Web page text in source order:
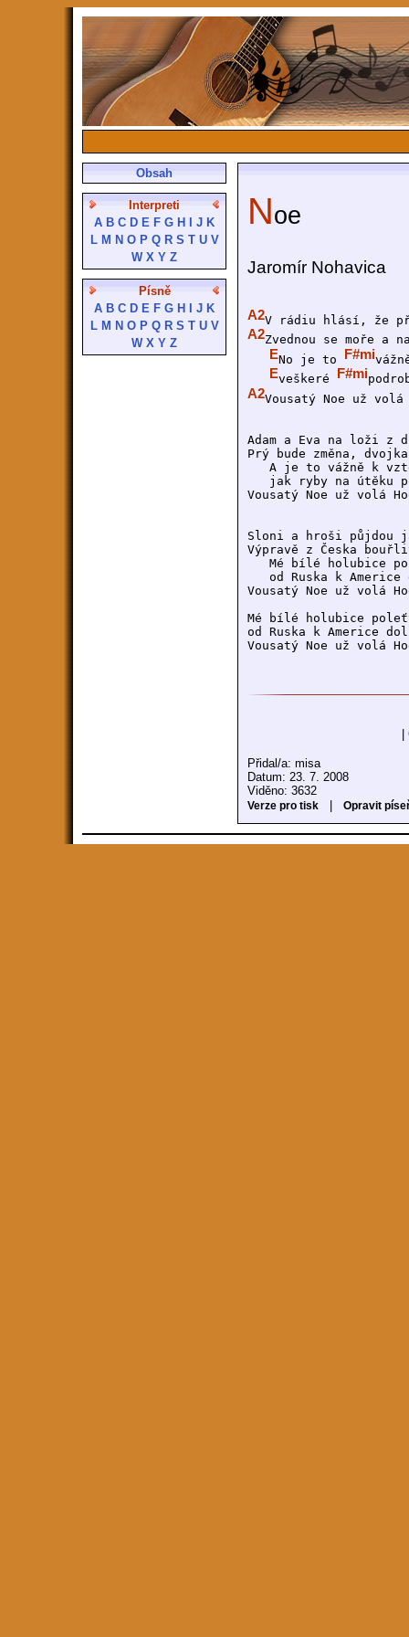
Obsah
Interpreti
A B C D E F G H J K
L M N O P Q R S T U V
W X Y Z
Písně
A B C D E F G H J K
L M N O P Q R S T U V
W X Y Z
Noe
Jaromír Nohavica
A2V rádiu hlásí, že
A2Zvednou se moře a
ENo je to F#mi
Eveškeré F#mi
A2Vousatý Noe už
Adam a Eva na loži z
Prý bude změna,
A je to vážně k
jak ryby na útěku
Vousatý Noe už volá
Sloni a hroši půjdou
Výpravě z Česka
Mé bílé holubice
od Ruska k Americe
Vousatý Noe už volá
Mé bílé holubice
od Ruska k Americe
Vousatý Noe už volá
Přidal/a: misa
Datum: 23. 7. 2008
Viděno: 3632
Verze pro tisk Opravit